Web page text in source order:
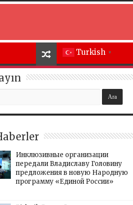
Turkish ▼
Инклюзивные организации
передали Владиславу Головину
предложения в новую Народную
программу «Единой России»